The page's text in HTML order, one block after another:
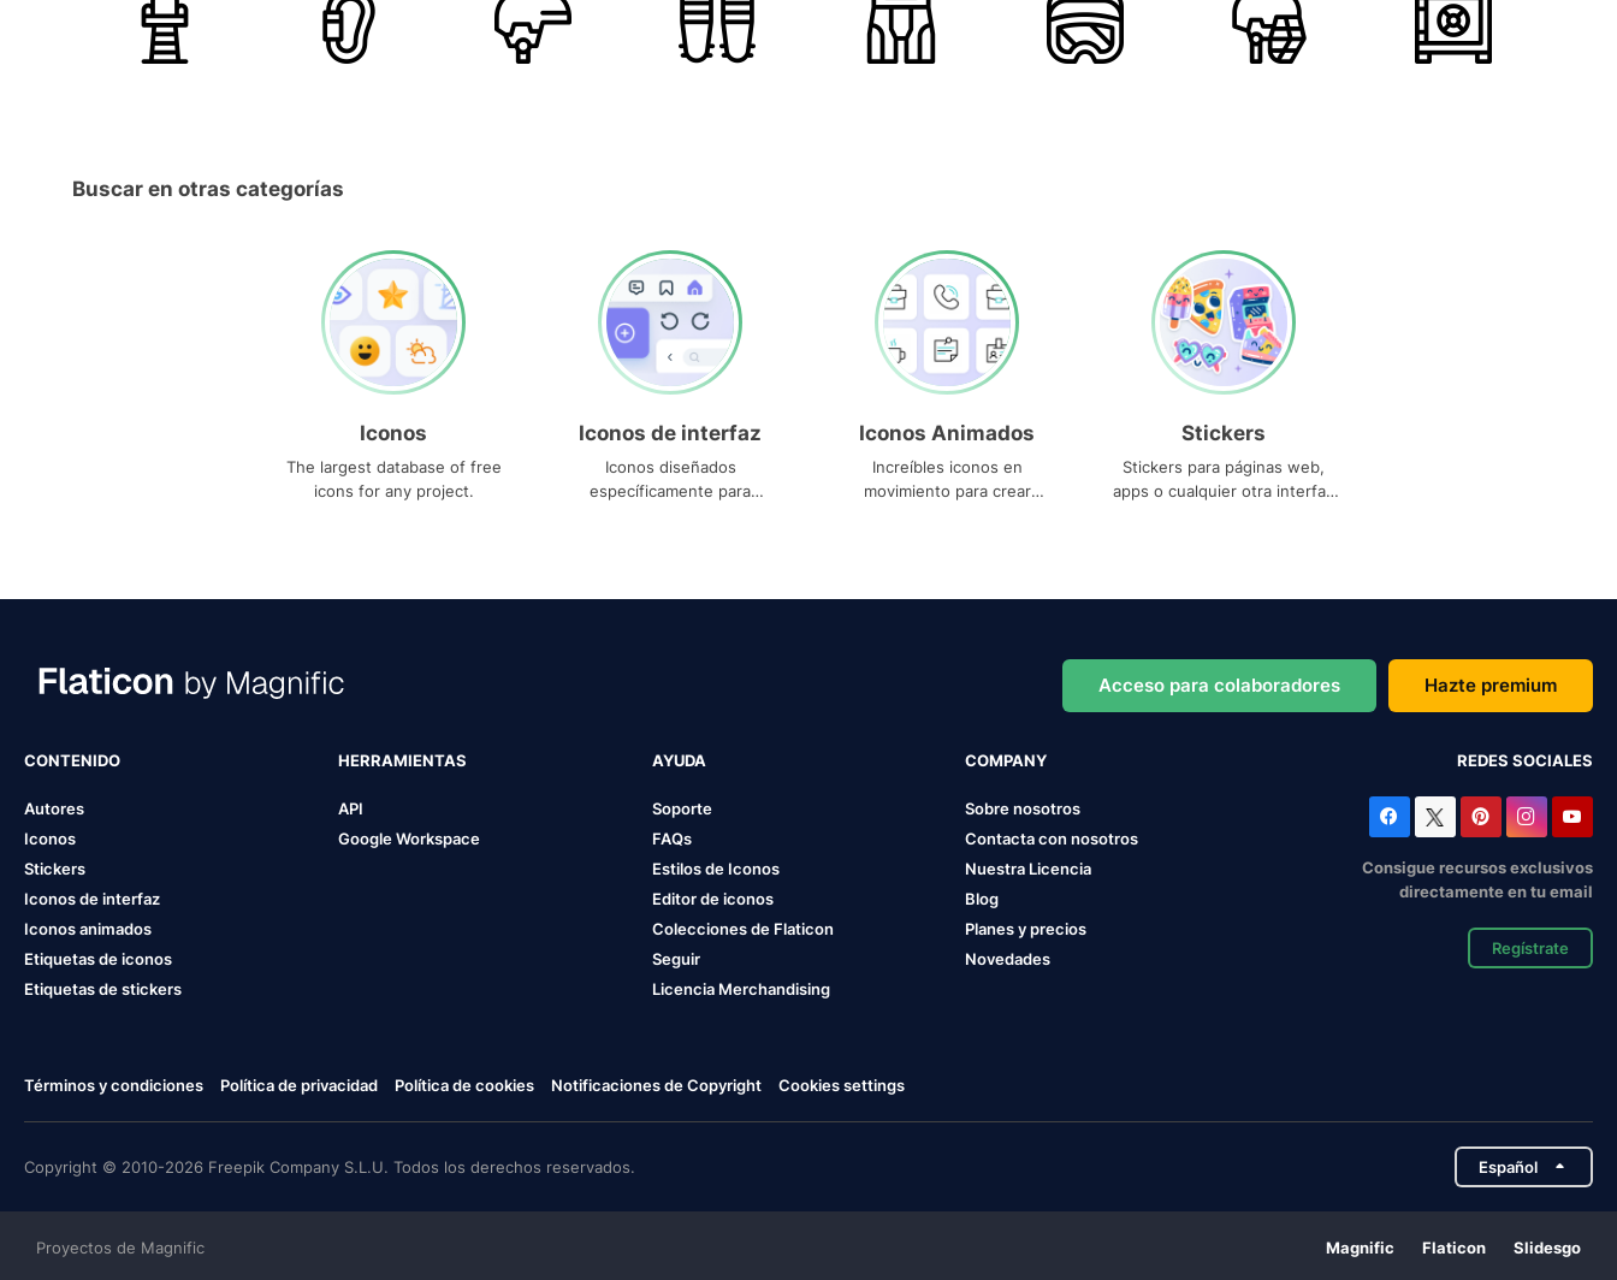
Buscar en otras categorías
Iconos
The largest database of free
icons for any project.
Iconos de interfaz
Iconos diseñados
específicamente para
Iconos Animados
Increíbles iconos en
movimiento para crear
Stickers
Stickers para páginas web,
apps o cualquier otra interfaz
Acceso para colaboradores Hazte premium
CONTENIDO
Autores
Iconos
Stickers
Iconos de interfaz
Iconos animados
Etiquetas de iconos
Etiquetas de stickers
HERRAMIENTAS
API
Google Workspace
AYUDA
Soporte
FAQs
Estilos de Iconos
Editor de iconos
Colecciones de Flaticon
Seguir
Licencia Merchandising
COMPANY
Sobre nosotros
Contacta con nosotros
Nuestra Licencia
Blog
Planes y precios
Novedades
REDES SOCIALES
Consigue recursos exclusivos
directamente en tu email
Regístrate
Términos y condiciones Política de privacidad Política de cookies Notificaciones de Copyright Cookies settings
Copyright © 2010-2026 Freepik Company S.L.U. Todos los derechos reservados. Español
Proyectos de Magnific Magnific Flaticon Slidesgo